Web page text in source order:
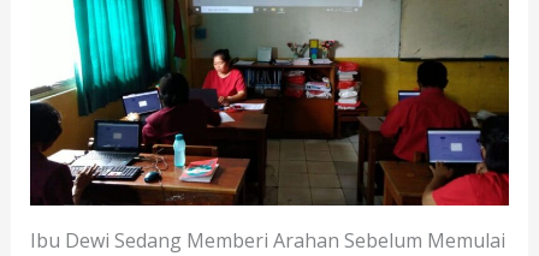
Ibu Dewi Sedang Memberi Arahan Sebelum Memulai